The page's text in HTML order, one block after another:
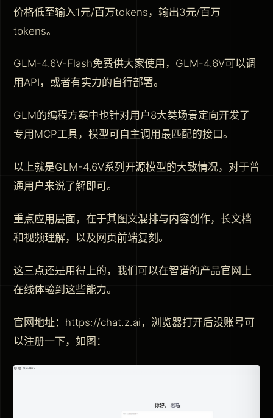
价格低至输入1元/百万tokens，输出3元/百万
tokens。
GLM-4.6V-Flash免费供大家使用，GLM-4.6V可以调
用API，或者有实力的自行部署。
GLM的编程方案中也针对用户8大类场景定向开发了
专用MCP工具，模型可自主调用最匹配的接口。
以上就是GLM-4.6V系列开源模型的大致情况，对于普
通用户来说了解即可。
重点应用层面，在于其图文混排与内容创作，长文档
和视频理解，以及网页前端复刻。
这三点还是用得上的，我们可以在智谱的产品官网上
在线体验到这些能力。
官网地址：https://chat.z.ai，浏览器打开后没账号可
以注册一下，如图：